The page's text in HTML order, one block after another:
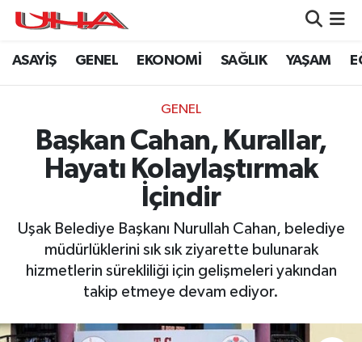
ASAYİŞ GENEL EKONOMİ SAĞLIK YAŞAM
GENEL
Başkan Cahan, Kurallar,
Hayatı Kolaylaştırmak
İçindir
Uşak Belediye Başkanı Nurullah Cahan, belediye
müdürlüklerini sık sık ziyarette bulunarak
hizmetlerin sürekliliği için gelişmeleri yakından
takip etmeye devam ediyor.
ASAYİŞ
GENEL
YAŞAM
SAĞLIK
LEZETLERİMİZ
Nöbetçi Eczaneler
Namaz Vakitleri
Trafik Durumu
Puan Durumu ve Fikstür
Tüm Manşetler